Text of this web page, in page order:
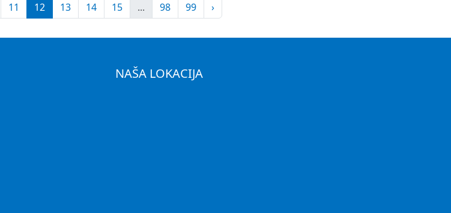
11 12 13 14 15 ... 98 99 ›
NAŠA LOKACIJA